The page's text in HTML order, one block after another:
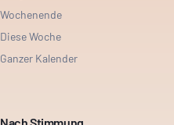
Wochenende
Diese Woche
Ganzer Kalender